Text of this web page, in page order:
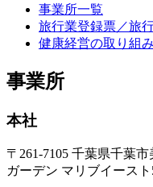
事業所一覧
旅行業登録票／旅
健康経営の取り組み
事業所
本社
〒261-7105 千葉県千葉
ガーデン マリブイース